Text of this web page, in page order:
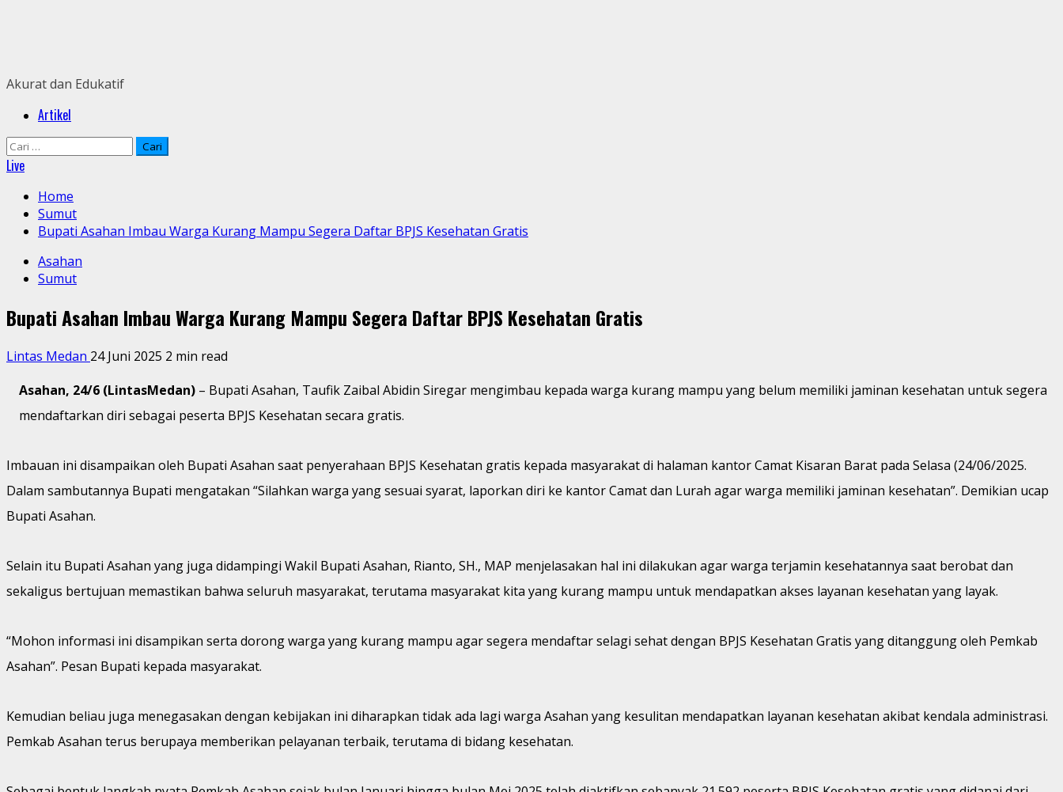
Akurat dan Edukatif
PrimaryArtikel
Cari
untuk:
Live
Home
Sumut
Bupati Asahan Imbau Warga Kurang Mampu Segera Daftar BPJS Kesehatan Gratis
Asahan
Sumut
Bupati Asahan Imbau Warga Kurang Mampu Segera Daftar BPJS Kesehatan Gratis
Lintas Medan 24 Juni 2025 2 min read
Asahan, 24/6 (LintasMedan) – Bupati Asahan, Taufik Zaibal Abidin Siregar mengimbau kepada warga kurang mampu yang belum memiliki jaminan kesehatan untuk segera
mendaftarkan diri sebagai peserta BPJS Kesehatan secara gratis.
Imbauan ini disampaikan oleh Bupati Asahan saat penyerahaan BPJS Kesehatan gratis kepada masyarakat di halaman kantor Camat Kisaran Barat pada Selasa (24/06/2025.
Dalam sambutannya Bupati mengatakan “Silahkan warga yang sesuai syarat, laporkan diri ke kantor Camat dan Lurah agar warga memiliki jaminan kesehatan”. Demikian ucap
Bupati Asahan.
Selain itu Bupati Asahan yang juga didampingi Wakil Bupati Asahan, Rianto, SH., MAP menjelasakan hal ini dilakukan agar warga terjamin kesehatannya saat berobat dan
sekaligus bertujuan memastikan bahwa seluruh masyarakat, terutama masyarakat kita yang kurang mampu untuk mendapatkan akses layanan kesehatan yang layak.
“Mohon informasi ini disampikan serta dorong warga yang kurang mampu agar segera mendaftar selagi sehat dengan BPJS Kesehatan Gratis yang ditanggung oleh Pemkab
Asahan”. Pesan Bupati kepada masyarakat.
Kemudian beliau juga menegasakan dengan kebijakan ini diharapkan tidak ada lagi warga Asahan yang kesulitan mendapatkan layanan kesehatan akibat kendala administrasi.
Pemkab Asahan terus berupaya memberikan pelayanan terbaik, terutama di bidang kesehatan.